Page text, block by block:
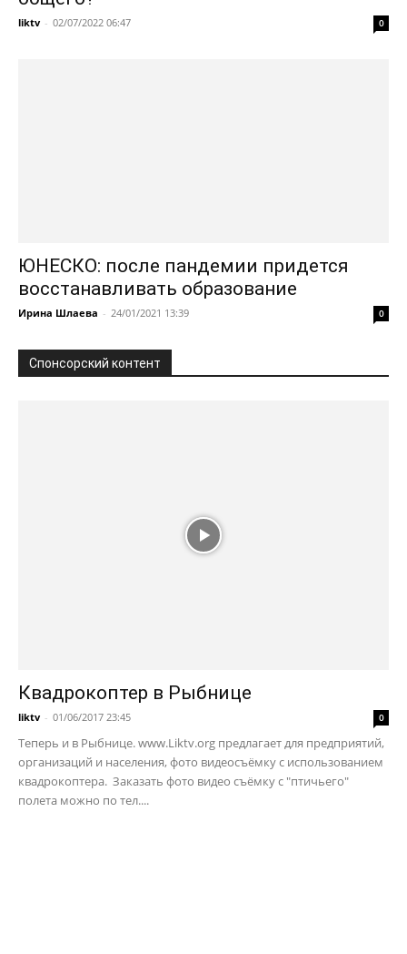
liktv - 02/07/2022 06:47 0
ЮНЕСКО: после пандемии придется
восстанавливать образование
Ирина Шлаева - 24/01/2021 13:39 0
Спонсорский контент
Квадрокоптер в Рыбнице
liktv - 01/06/2017 23:45 0
Теперь и в Рыбнице. www.Liktv.org предлагает для предприятий,
организаций и населения, фото видеосъёмку с использованием
квадрокоптера. Заказать фото видео съёмку с "птичьего"
полета можно по тел....